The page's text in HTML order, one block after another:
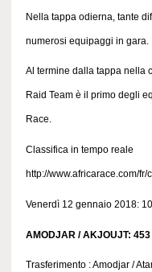
Nella tappa odierna, tante
numerosi equipaggi in gara.
Al termine dalla tappa nella
Raid Team è il primo degli
Race.
Classifica in tempo reale
http://www.africarace.com/
Venerdì 12 gennaio 2018:
AMODJAR / AKJOUJT:
Trasferimento : Amodjar /